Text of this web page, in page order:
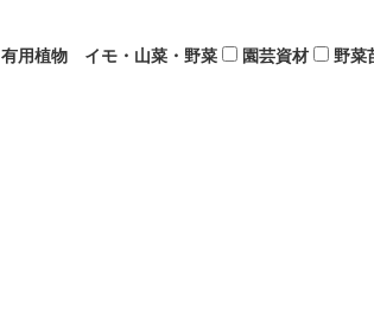
有用植物 イモ・山菜・野菜 園芸資材 野菜